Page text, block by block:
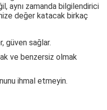
aynı zamanda bilgilendirici
değer katacak birkaç
güven sağlar.
ve benzersiz olmak
ihmal etmeyin.